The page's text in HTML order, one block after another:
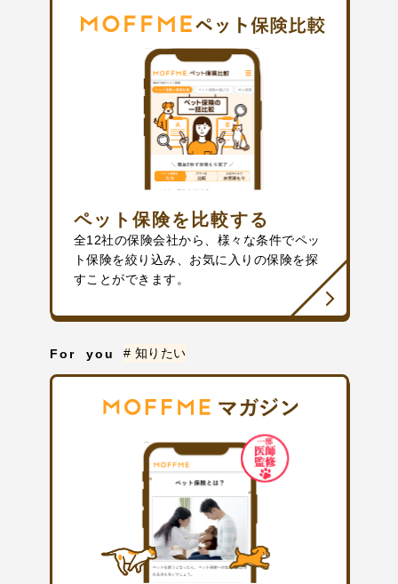
ペット保険を比較する
全12社の保険会社から、様々な条件でペッ
ト保険を絞り込み、お気に入りの保険を探
すことができます。
For you # 知りたい